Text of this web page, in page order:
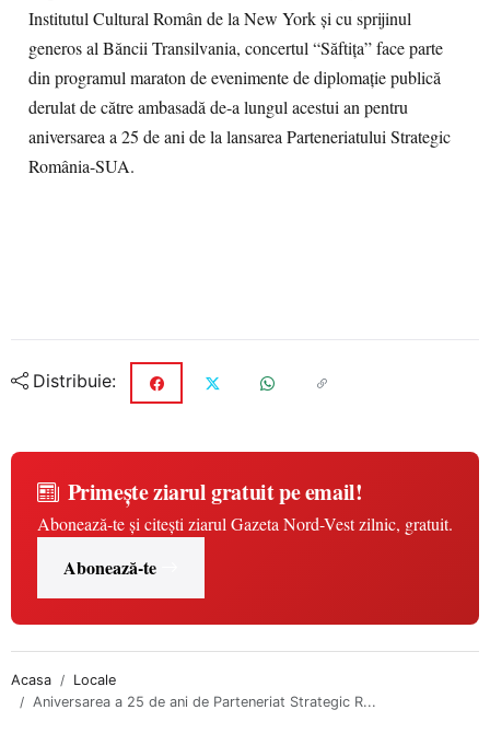
Institutul Cultural Român de la New York și cu sprijinul
generos al Băncii Transilvania, concertul “Săftița” face parte
din programul maraton de evenimente de diplomație publică
derulat de către ambasadă de-a lungul acestui an pentru
aniversarea a 25 de ani de la lansarea Parteneriatului Strategic
România-SUA.
Distribuie:
Primește ziarul gratuit pe email!
Abonează-te și citești ziarul Gazeta Nord-Vest zilnic, gratuit.
Abonează-te
Acasa
Locale
Aniversarea a 25 de ani de Parteneriat Strategic R...